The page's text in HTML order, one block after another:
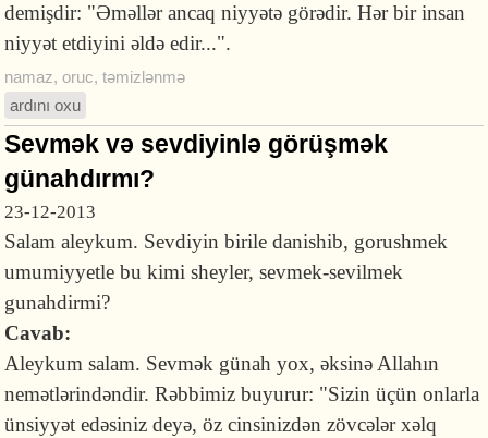
demişdir: "Əməllər ancaq niyyətə görədir. Hər bir insan
niyyət etdiyini əldə edir...".
namaz,oruc,təmizlənmə
ardını oxu
Sevmək və sevdiyinlə görüşmək
günahdırmı?
23-12-2013
Salam aleykum. Sevdiyin birile danishib, gorushmek
umumiyyetle bu kimi sheyler, sevmek-sevilmek
gunahdirmi?
Cavab:
Aleykum salam. Sevmək günah yox, əksinə Allahın
nemətlərindəndir. Rəbbimiz buyurur: "Sizin üçün onlarla
ünsiyyət edəsiniz deyə, öz cinsinizdən zövcələr xəlq